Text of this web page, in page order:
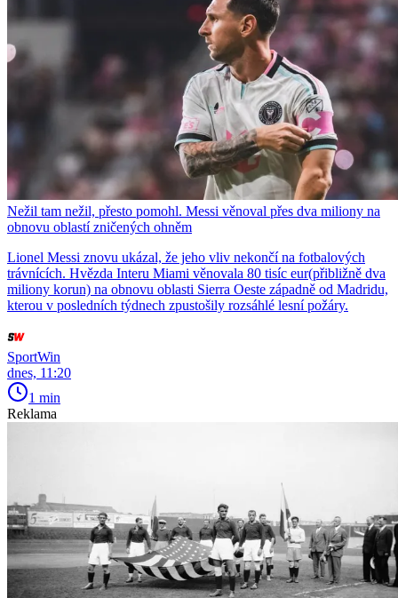
Nežil tam nežil, přesto pomohl. Messi věnoval přes dva miliony na
obnovu oblastí zničených ohněm
Lionel Messi znovu ukázal, že jeho vliv nekončí na fotbalových
trávnících. Hvězda Interu Miami věnovala 80 tisíc eur(přibližně dva
miliony korun) na obnovu oblasti Sierra Oeste západně od Madridu,
kterou v posledních týdnech zpustošily rozsáhlé lesní požáry.
SportWin
dnes, 11:20
1 min
Reklama